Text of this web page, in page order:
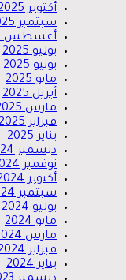
أكتوبر 2025
سبتمبر 2025
أغسطس 2025
يوليو 2025
يونيو 2025
مايو 2025
أبريل 2025
مارس 2025
فبراير 2025
يناير 2025
ديسمبر 2024
نوفمبر 2024
أكتوبر 2024
سبتمبر 2024
يوليو 2024
مايو 2024
مارس 2024
فبراير 2024
يناير 2024